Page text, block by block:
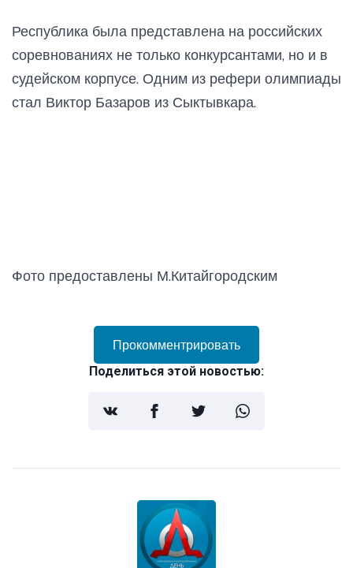
Республика была представлена на российских
соревнованиях не только конкурсантами, но и в
судейском корпусе. Одним из рефери олимпиады
стал Виктор Базаров из Сыктывкара.
Фото предоставлены М.Китайгородским
Прокомментрировать
Поделиться этой новостью: